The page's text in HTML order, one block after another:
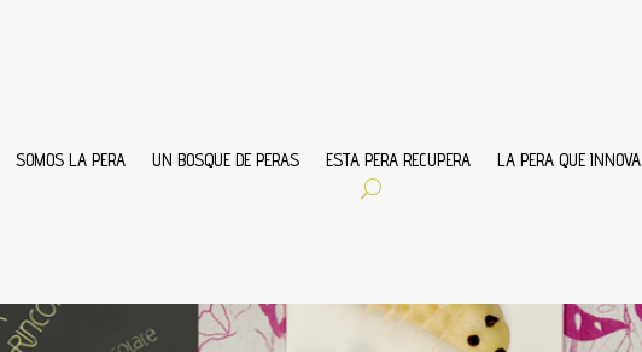
SOMOS LA PERA UN BOSQUE DE PERAS ESTA PERA RECUPERA LA PERA QUE INNOVA